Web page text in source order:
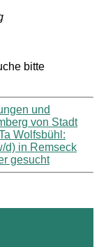
bitte
und
von Stadt
Wolfsbühl:
d) in Remseck
gesucht